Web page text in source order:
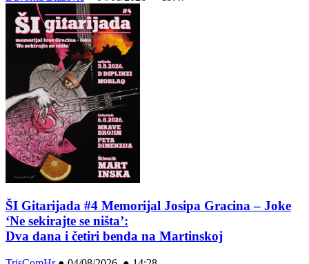
ŠI Gitarijada #4 Memorijal Josipa Gracina – Joke
‘Ne sekirajte se ništa’:
Dva dana i četiri benda na Martinskoj